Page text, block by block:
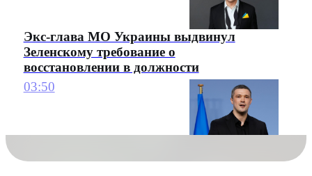
Экс-глава МО Украины выдвинул
Зеленскому требование о
восстановлении в должности
03:50